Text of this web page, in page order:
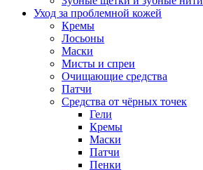
Уход за проблемной кожей
Кремы
Лосьоны
Маски
Мисты и спреи
Очищающие средства
Патчи
Средства от чёрных точек
Гели
Кремы
Маски
Патчи
Пенки